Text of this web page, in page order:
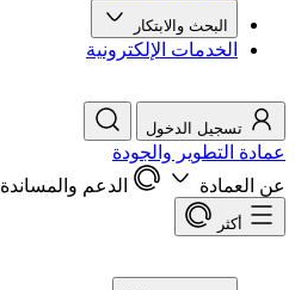
البحث والابتكار
الخدمات الإلكترونية
تسجيل الدخول
عمادة التطوير والجودة
عن العمادة
الدعم والمساندة
أكثر